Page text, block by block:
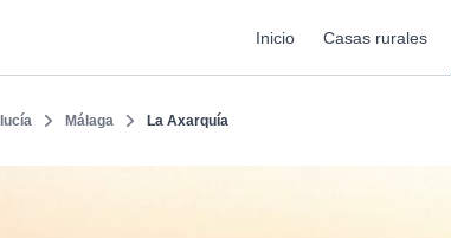
Inicio Casas rurales
Málaga La Axarquía